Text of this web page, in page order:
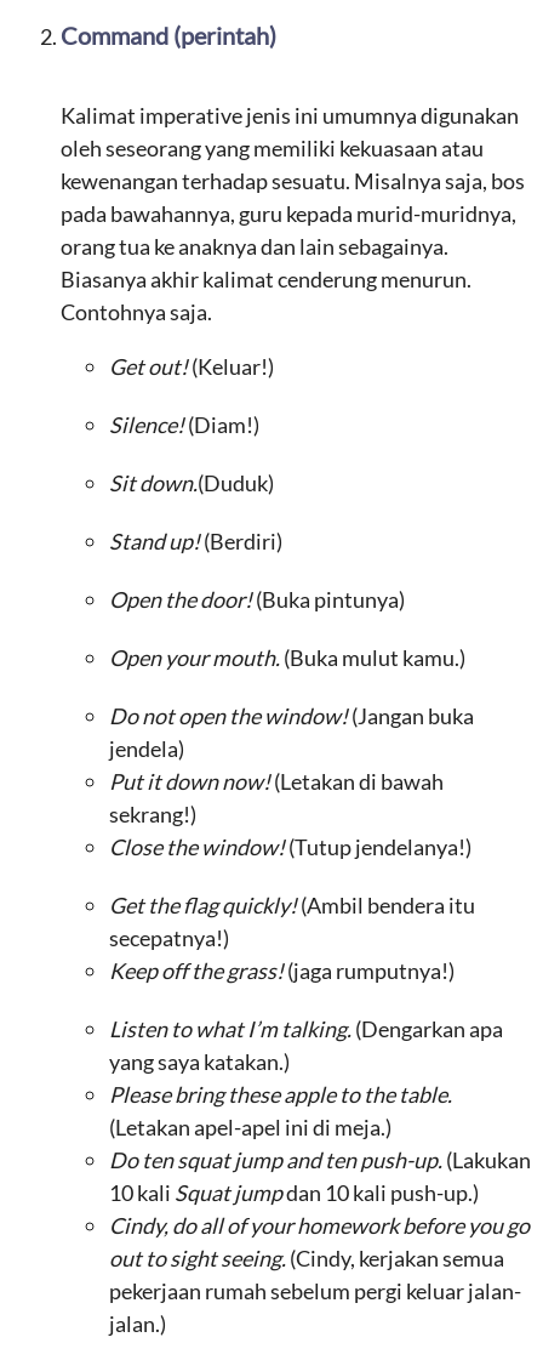
Command (perintah)
Kalimat imperative jenis ini umumnya digunakan
oleh seseorang yang memiliki kekuasaan atau
kewenangan terhadap sesuatu. Misalnya saja, bos
pada bawahannya, guru kepada murid-muridnya,
orang tua ke anaknya dan lain sebagainya.
Biasanya akhir kalimat cenderung menurun.
Contohnya saja.
Get out!(Keluar!)
Silence!(Diam!)
Sit down.(Duduk)
Stand up!(Berdiri)
Open the door!(Buka pintunya)
Open your mouth.(Buka mulut kamu.)
Do not open the window!(Jangan buka
jendela)
Put it down now!(Letakan di bawah
sekrang!)
Close the window!(Tutup jendelanya!)
Get the flag quickly!(Ambil bendera itu
secepatnya!)
Keep off the grass!(jaga rumputnya!)
Listen to what I’m talking.(Dengarkan apa
yang saya katakan.)
Please bring these apple to the table.
(Letakan apel-apel ini di meja.)
Do ten squat jump and ten push-up.(Lakukan
10 kali Squat jumpdan 10 kali push-up.)
Cindy, do all of your homework before you go
out to sight seeing.(Cindy, kerjakan semua
pekerjaan rumah sebelum pergi keluar jalan-
jalan.)